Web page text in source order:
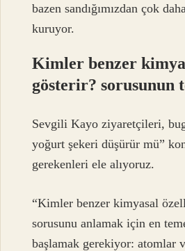
bazen sandığımızdan çok
kuruyor.
Kimler benzer
gösterir? sorusunun
Sevgili Kayo ziyaretçileri,
yoğurt şekeri düşürür mü”
gerekenleri ele alıyoruz.
“Kimler benzer kimyasal
sorusunu anlamak için en
başlamak gerekiyor: atomlar